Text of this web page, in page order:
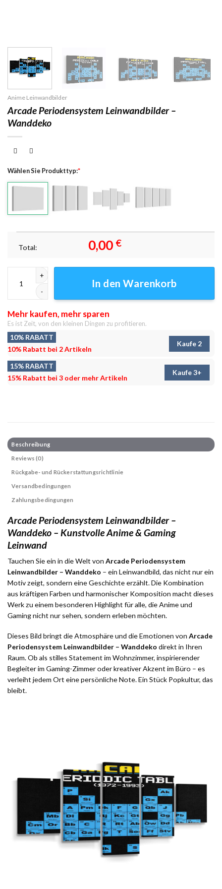
Anime Leinwandbilder
Arcade Periodensystem Leinwandbilder –
Wanddeko
Wählen Sie Produkttyp:*
Total: 0,00 €
In den Warenkorb
Mehr kaufen, mehr sparen
Es ist Zeit, von den kleinen Dingen zu profitieren.
10% RABATT
10% Rabatt bei 2 Artikeln
Kaufe 2
15% RABATT
15% Rabatt bei 3 oder mehr Artikeln
Kaufe 3+
Beschreibung
Reviews (0)
Rückgabe- und Rückerstattungsrichtlinie
Versandbedingungen
Zahlungsbedingungen
Arcade Periodensystem Leinwandbilder –
Wanddeko – Kunstvolle Anime & Gaming
Leinwand
Tauchen Sie ein in die Welt von Arcade Periodensystem
Leinwandbilder – Wanddeko – ein Leinwandbild, das nicht nur ein
Motiv zeigt, sondern eine Geschichte erzählt. Die Kombination
aus kräftigen Farben und harmonischer Komposition macht dieses
Werk zu einem besonderen Highlight für alle, die Anime und
Gaming nicht nur sehen, sondern erleben möchten.
Dieses Bild bringt die Atmosphäre und die Emotionen von Arcade
Periodensystem Leinwandbilder – Wanddeko direkt in Ihren
Raum. Ob als stilles Statement im Wohnzimmer, inspirierender
Begleiter im Gaming-Zimmer oder kreativer Akzent im Büro – es
verleiht jedem Ort eine persönliche Note. Ein Stück Popkultur, das
bleibt.